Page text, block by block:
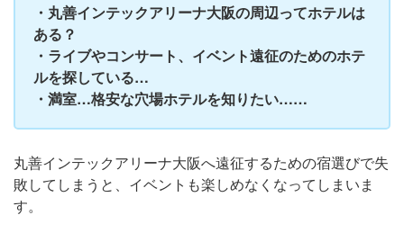
・丸善インテックアリーナ大阪の周辺ってホテルは
ある？
・ライブやコンサート、イベント遠征のためのホテ
ルを探している…
・満室…格安な穴場ホテルを知りたい……
丸善インテックアリーナ大阪へ遠征するための宿選びで失
敗してしまうと、イベントも楽しめなくなってしまいま
す。